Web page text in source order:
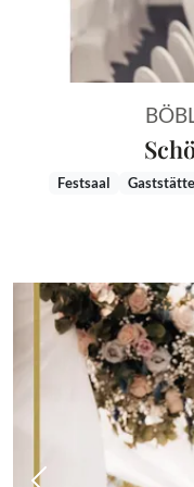
Festsaal Gaststätte